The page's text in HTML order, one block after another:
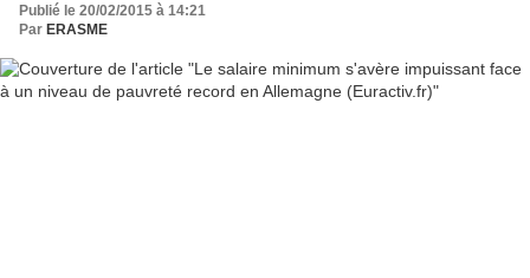
Publié le 20/02/2015 à 14:21
Par ERASME